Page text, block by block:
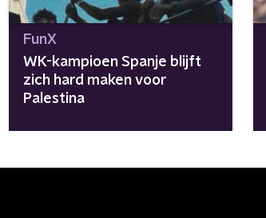
FunX
WK-kampioen Spanje blijft
zich hard maken voor
Palestina